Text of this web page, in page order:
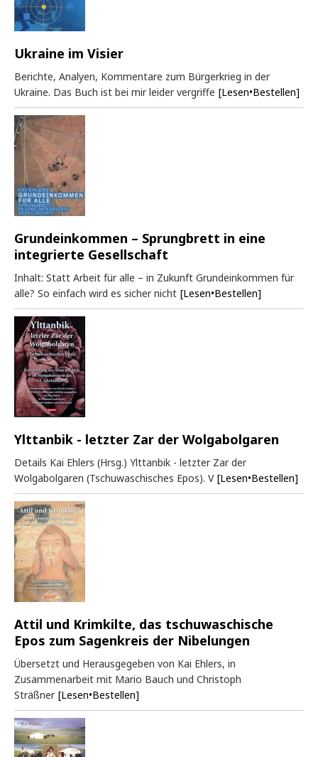
Ukraine im Visier
Berichte, Analyen, Kommentare zum Bürgerkrieg in der
Ukraine. Das Buch ist bei mir leider vergriffe [Lesen•Bestellen]
Grundeinkommen – Sprungbrett in eine
integrierte Gesellschaft
Inhalt: Statt Arbeit für alle – in Zukunft Grundeinkommen für
alle? So einfach wird es sicher nicht [Lesen•Bestellen]
Ylttanbik - letzter Zar der Wolgabolgaren
Details Kai Ehlers (Hrsg.) Ylttanbik - letzter Zar der
Wolgabolgaren (Tschuwaschisches Epos). V [Lesen•Bestellen]
Attil und Krimkilte, das tschuwaschische
Epos zum Sagenkreis der Nibelungen
Übersetzt und Herausgegeben von Kai Ehlers, in
Zusammenarbeit mit Mario Bauch und Christoph
Sträßner [Lesen•Bestellen]